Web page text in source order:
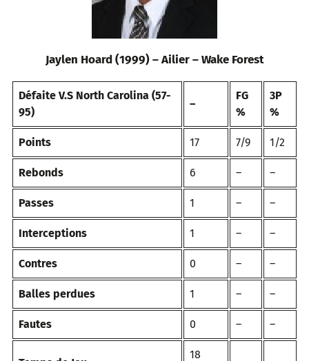
Jaylen Hoard (1999) – Ailier – Wake Forest
Défaite V.S North Carolina (57-
95)
–
FG
%
3P
%
Points 17 7/9 1/2
Rebonds 6 – –
Passes 1 – –
Interceptions 1 – –
Contres 0 – –
Balles perdues 1 – –
Fautes 0 – –
18